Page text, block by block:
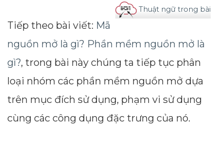
Thuật ngữ trong bài
Tiếp theo bài viết: Mã
nguồn mở là gì? Phần mềm nguồn mở là
gì?, trong bài này chúng ta tiếp tục phân
loại nhóm các phần mềm nguồn mở dựa
trên mục đích sử dụng, phạm vi sử dụng
cùng các công dụng đặc trưng của nó.